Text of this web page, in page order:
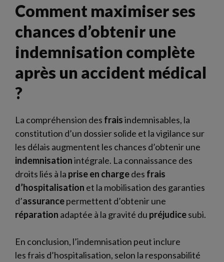
Comment maximiser ses
chances d’obtenir une
indemnisation complète
après un accident médical
?
La compréhension des fraisindemnisables, la
constitution d’un dossier solide et la vigilance sur
les délais augmentent les chances d’obtenir une
indemnisationintégrale. La connaissance des
droits liés à la prise en chargedes frais
d’hospitalisation et la mobilisation des garanties
d’assurancepermettent d’obtenir une
réparation adaptée à la gravité du préjudicesubi.
En conclusion, l’indemnisation peut inclure
les frais d’hospitalisation, selon la responsabilité